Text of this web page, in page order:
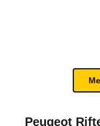
Sie
Peugeot